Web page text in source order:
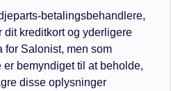
betalingsbehandlere,
dit kreditkort og yderligere
for Salonist, men som
er bemyndiget til at beholde,
disse oplysninger